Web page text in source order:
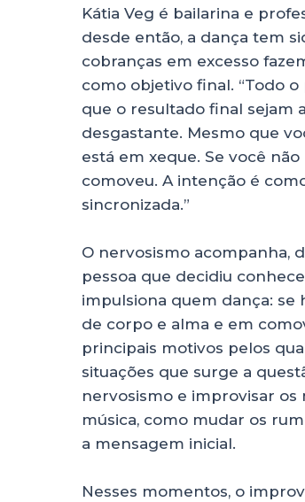
Kátia Veg é bailarina e
desde então, a dança tem
cobranças em excesso
como objetivo final. “Todo
que o resultado final sejam
desgastante. Mesmo que
está em xeque. Se você
comoveu. A intenção é
sincronizada.”
O nervosismo acompanha,
pessoa que decidiu
impulsiona quem dança: se
de corpo e alma e em
principais motivos pelos
situações que surge a
nervosismo e improvisar
música, como mudar os
a mensagem inicial.
Nesses momentos, o